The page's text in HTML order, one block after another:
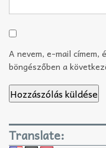
A nevem, e-mail címem,
böngészőben a
Translate: